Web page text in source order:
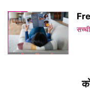
सच्ची